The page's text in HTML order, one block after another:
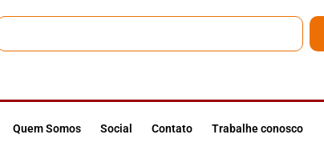
Quem Somos Social Contato Trabalhe conosco